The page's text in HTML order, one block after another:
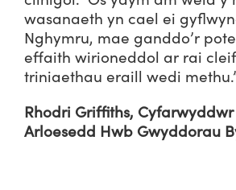
wasanaeth yn cael ei
Nghymru, mae ganddo’r
effaith wirioneddol ar rai
triniaethau eraill wedi
Rhodri Griffiths,
Arloesedd Hwb Gwyddorau